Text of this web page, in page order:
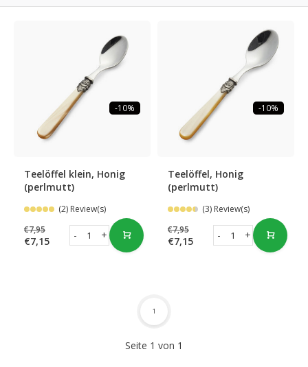
-10%
Teelöffel klein, Honig
(perlmutt)
(2) Review(s)
€7,95
€7,15 +
-
-10%
Teelöffel, Honig
(perlmutt)
(3) Review(s)
€7,95
€7,15 +
-
Seite 1 von 1
1